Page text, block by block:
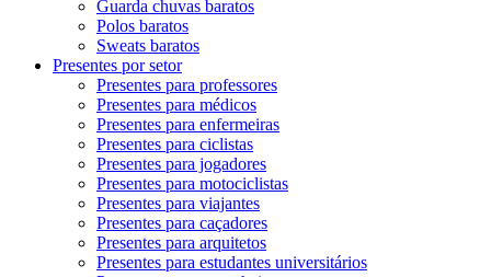
Guarda chuvas baratos
Polos baratos
Sweats baratos
Presentes por setor
Presentes para professores
Presentes para médicos
Presentes para enfermeiras
Presentes para ciclistas
Presentes para jogadores
Presentes para motociclistas
Presentes para viajantes
Presentes para caçadores
Presentes para arquitetos
Presentes para estudantes universitários